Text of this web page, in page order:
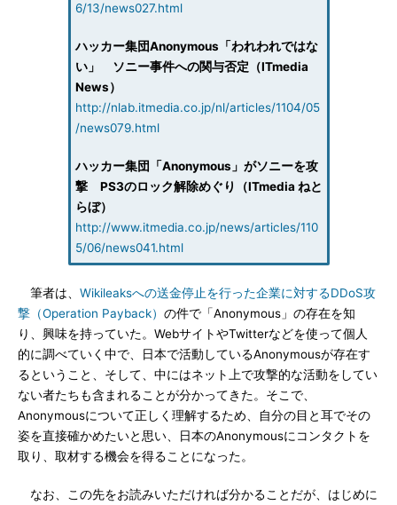
6/13/news027.html
ハッカー集団Anonymous「われわれではな
い」 ソニー事件への関与否定（ITmedia
News）
http://nlab.itmedia.co.jp/nl/articles/1104/05
/news079.html
ハッカー集団「Anonymous」がソニーを攻
撃 PS3のロック解除めぐり（ITmedia ねと
らぼ）
http://www.itmedia.co.jp/news/articles/110
5/06/news041.html
筆者は、 Wikileaksへの送金停止を行った企業に対するDDoS攻
撃（Operation Payback） の件で「Anonymous」の存在を知
り、興味を持っていた。WebサイトやTwitterなどを使って個人
的に調べていく中で、日本で活動しているAnonymousが存在す
るということ、そして、中にはネット上で攻撃的な活動をしてい
ない者たちも含まれることが分かってきた。そこで、
Anonymousについて正しく理解するため、自分の目と耳でその
姿を直接確かめたいと思い、日本のAnonymousにコンタクトを
取り、取材する機会を得ることになった。
なお、この先をお読みいただければ分かることだが、はじめに